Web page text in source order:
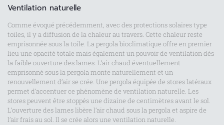
Ventilation naturelle
Comme évoqué précédemment, avec des protections solaires type
toiles, il y a diffusion de la chaleur au travers. Cette chaleur reste
emprisonnée sous la toile. La pergola bioclimatique offre en premier
lieu une opacité totale mais également un pouvoir de ventilation dès
la faible ouverture des lames. L’air chaud éventuellement
emprisonné sous la pergola monte naturellement et un
renouvellement d’air se crée. Une pergola équipée de stores latéraux
permet d’accentuer ce phénomène de ventilation naturelle. Les
stores peuvent être stoppés une dizaine de centimètres avant le sol.
L’ouverture des lames libère l’air chaud sous la pergola et aspire de
l’air frais au sol. Il se crée alors une ventilation naturelle.